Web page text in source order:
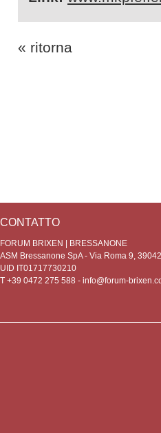
« ritorna
CONTATTO
FORUM BRIXEN | BRESSANONE
ASM Bressanone SpA - Via Roma 9,
UID IT01717730210
T +39 0472 275 588 - info@forum-